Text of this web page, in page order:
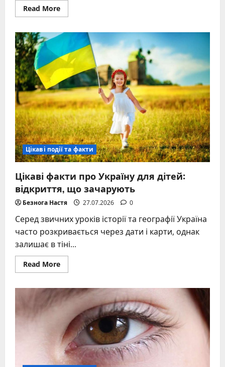
Read MoreRead
more
при
Манцикерті:
поразка
Візантії
змінила
світову
історію
Цікаві події та факти
Цікаві факти про Україну для дітей:
відкриття, що зачарують
Безнога Настя 27.07.2026 0
Серед звичних уроків історії та географії Україна
часто розкривається через дати і карти, однак
залишає в тіні...
Read MoreRead
more
факти
про
Україну
дітей:
відкриття,
що
зачарують